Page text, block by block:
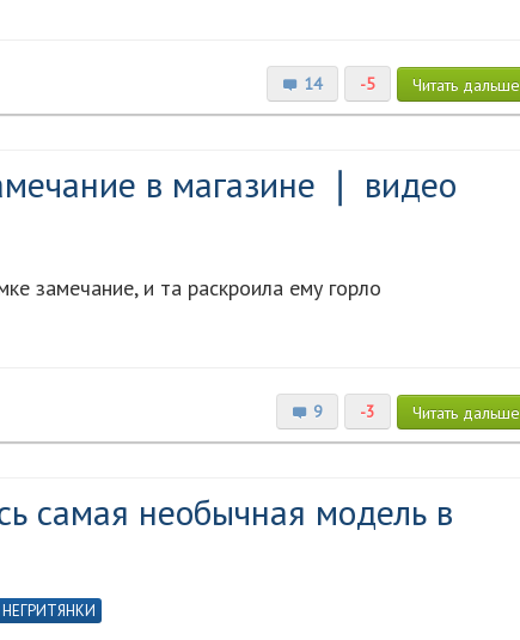
14 -5 Читать дальше
в магазине ❘ видео
замечание, и та раскроила ему горло
9 -3 Читать дальше
самая необычная модель в
НЕГРИТЯНКИ